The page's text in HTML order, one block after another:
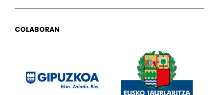
COLABORAN